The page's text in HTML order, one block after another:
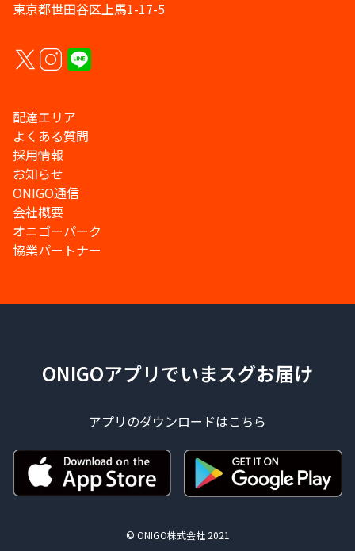
東京都世田谷区上馬1-17-5
配達エリア
よくある質問
採用情報
お知らせ
ONIGO通信
会社概要
オニゴーパーク
協業パートナー
ONIGOアプリでいまスグお届け
アプリのダウンロードはこちら
© ONIGO株式会社 2021